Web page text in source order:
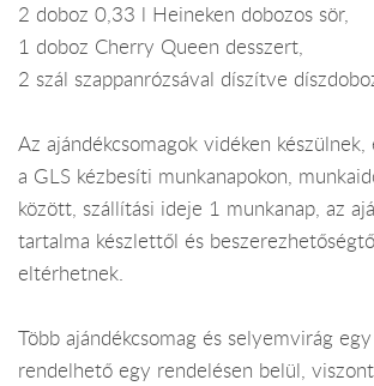
2 doboz 0,33 l Heineken dobozos sör,
1 doboz Cherry Queen desszert,
2 szál szappanrózsával díszítve
Az ajándékcsomagok vidéken
a GLS kézbesíti munkanapokon,
között, szállítási ideje 1 munkanap, az
tartalma készlettől és
eltérhetnek.
Több ajándékcsomag és selyemvirág
rendelhető egy rendelésen belül,